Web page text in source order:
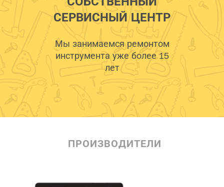
СЕРВИСНЫЙ ЦЕНТР
Мы занимаемся ремонтом
инструмента уже более 15
лет
ПРОИЗВОДИТЕЛИ